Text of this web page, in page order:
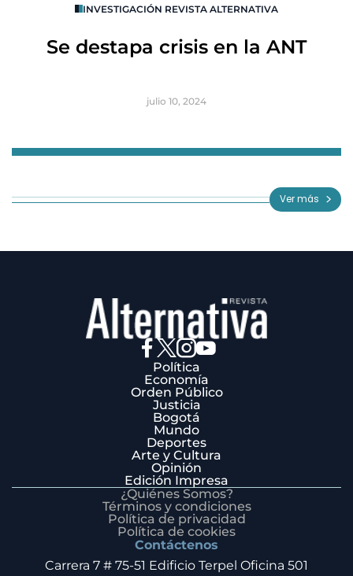
INVESTIGACIÓN REVISTA ALTERNATIVA
Se destapa crisis en la ANT
julio 10, 2024
3
Ver más
Política
Economía
Orden Público
Justicia
Bogotá
Mundo
Deportes
Arte y Cultura
Opinión
Edición Impresa
¿Quiénes Somos?
Términos y condiciones
Política de privacidad
Política de cookies
Contáctenos
Carrera 7 # 75-51 Edificio Terpel Oficina 501